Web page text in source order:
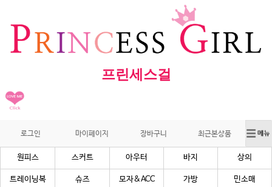
프린세스걸
로그인 마이페이지 장바구니 최근본상품
원피스 스커트 아우터 바지 상의
트레이닝복 슈즈 모자&ACC 가방 민소매